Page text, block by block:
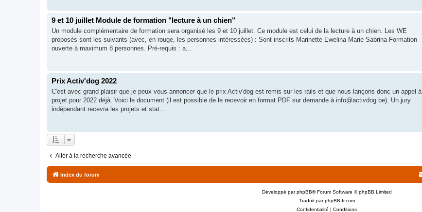
9 et 10 juillet Module de formation "lecture à un chien"
Un module complémentaire de formation sera organisé les 9 et 10 juillet. Ce module est celui de la lecture à un chien. Les WE
proposés sont les suivants (avec, en rouge, les personnes intéressées) : Sont inscrits Marinette Ewelina Marie Sabrina Formation
ouverte à maximum 8 personnes. Pré-requis : a...
Prix Activ'dog 2022
C'est avec grand plaisir que je peux vous annoncer que le prix Activ'dog est remis sur les rails et que nous lançons donc un appel à
projet pour 2022 déjà. Voici le document (il est possible de le recevoir en format PDF sur demande à info@activdog.be). Un jury
indépendant recevra les projets et stat...
Aller à la recherche avancée
Index du forum
Développé parphpBB® Forum Software © phpBB Limited
Traduit parphpBB-fr.com
Confidentialité | Conditions